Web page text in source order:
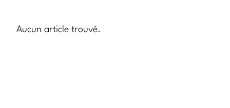
Aucun article trouvé.